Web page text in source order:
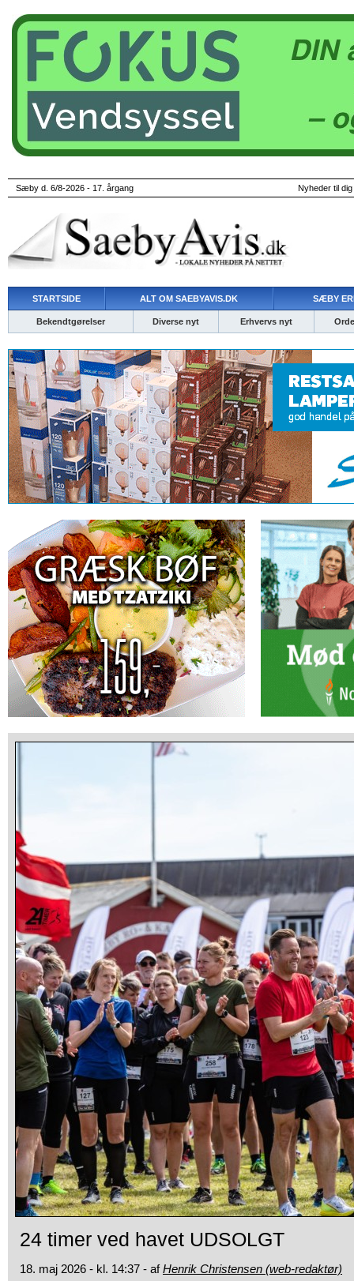
Sæby d. 6/8-2026 - 17. årgang Nyheder til
STARTSIDE ALT OM SAEBYAVIS.DK SÆBY
Bekendtgørelser Diverse nyt Erhvervs nyt
24 timer ved havet UDSOLGT
18. maj 2026 - kl. 14:37 - afHenrik Christensen (web-redaktør)